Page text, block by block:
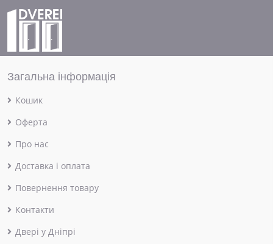
Загальна інформація
Кошик
Оферта
Про нас
Доставка і оплата
Повернення товару
Контакти
Двері у Дніпрі